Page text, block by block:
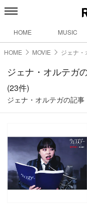
HOME MUSIC
HOME MOVIE ジェナ
ジェナ・オルテガ
(23件)
ジェナ・オルテガの記